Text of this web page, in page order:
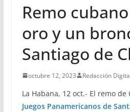
Remo
oro y un
Santiago de
octubre 12, 2023 Redacción
La Habana, 12 oct.- El remo de
Juegos Panamericanos de